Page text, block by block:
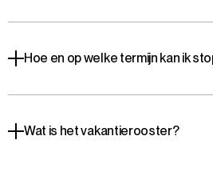
Hoe en op welke termijn kan ik
Wat is het vakantierooster?